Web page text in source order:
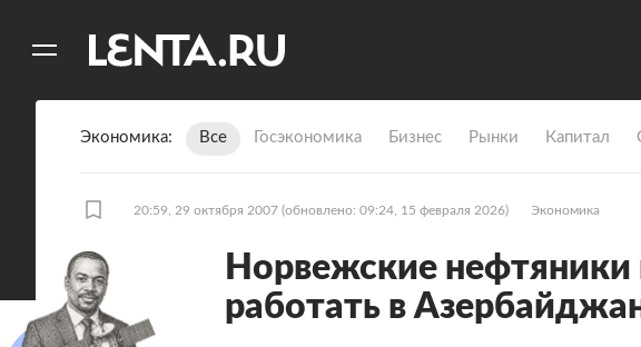
Экономика Все Госэкономика Бизнес Рынки Капитал
20:59, 29 октября 2007 (обновлено: 09:24, 15 февраля 2026) Экономика
Норвежские нефтяники
работать в